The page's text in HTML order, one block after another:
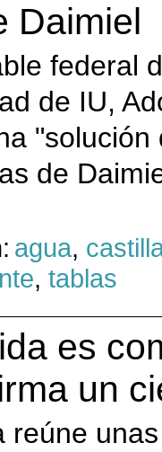
Daimiel
federal
de IU,
de
agua,
, tablas
es
un
reúne